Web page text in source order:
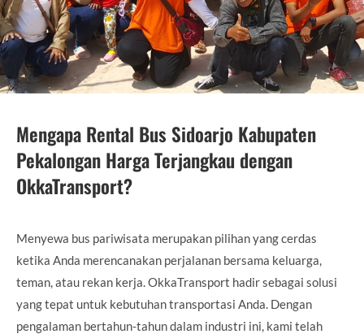
Mengapa Rental Bus Sidoarjo Kabupaten
Pekalongan Harga Terjangkau dengan
OkkaTransport?
Menyewa bus pariwisata merupakan pilihan yang cerdas
ketika Anda merencanakan perjalanan bersama keluarga,
teman, atau rekan kerja. OkkaTransport hadir sebagai solusi
yang tepat untuk kebutuhan transportasi Anda. Dengan
pengalaman bertahun-tahun dalam industri ini, kami telah